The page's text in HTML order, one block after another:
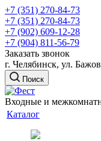
+7 (351) 270-84-73
+7 (351) 270-84-73
+7 (902) 609-12-28
+7 (904) 811-56-79
Заказать звонок
г. Челябинск, ул.
Поиск
Входные и
Каталог